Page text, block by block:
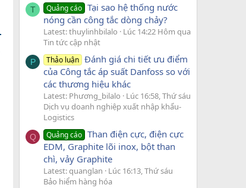
T Quảng cáo Tại sao hệ thống nước
nóng cần công tắc dòng chảy?
Latest: thuylinhbilalo
Lúc 14:22 Hôm qua
Tin tức cập nhật
P Thảo luận Đánh giá chi tiết ưu điểm
của Công tắc áp suất Danfoss so với
các thương hiệu khác
Latest: Phương_bilalo
Lúc 16:58, Thứ sáu
Dịch vụ doanh nghiệp xuất nhập khẩu-
Logistics
Q Quảng cáo Than điện cực, điện cực
EDM, Graphite lõi inox, bột than
chì, vảy Graphite
Latest: quanglan
Lúc 16:13, Thứ sáu
Bảo hiểm hàng hóa